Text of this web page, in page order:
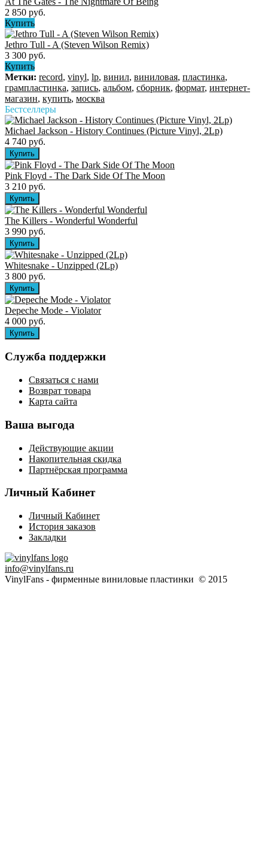
2 850 руб.
Купить
Jethro Tull - A (Steven Wilson Remix)
3 300 руб.
Купить
Метки: record, vinyl, lp, винил, виниловая, пластинка,
грампластинка, запись, альбом, сборник, формат, интернет-
магазин, купить, москва
Бестселлеры
Michael Jackson - History Continues (Picture Vinyl, 2Lp)
4 740 руб.
Pink Floyd - The Dark Side Of The Moon
3 210 руб.
The Killers ‎- Wonderful Wonderful
3 990 руб.
Whitesnake - Unzipped (2Lp)
3 800 руб.
Depeche Mode - Violator
4 000 руб.
Служба поддержки
Связаться с нами
Возврат товара
Карта сайта
Ваша выгода
Действующие акции
Накопительная скидка
Партнёрская программа
Личный Кабинет
Личный Кабинет
История заказов
Закладки
info@vinylfans.ru
VinylFans - фирменные виниловые пластинки © 2015